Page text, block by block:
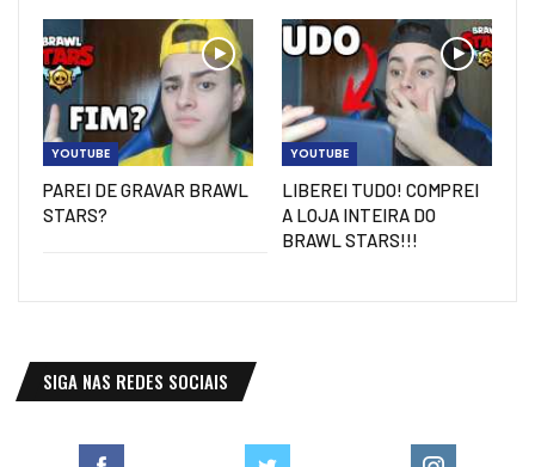
YOUTUBE
PAREI DE GRAVAR BRAWL
STARS?
YOUTUBE
LIBEREI TUDO! COMPREI
A LOJA INTEIRA DO
BRAWL STARS!!!
SIGA NAS REDES SOCIAIS